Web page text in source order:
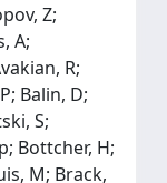
Z;
A;
R;
Balin, D;
S;
Bottcher, H;
M; Brack,